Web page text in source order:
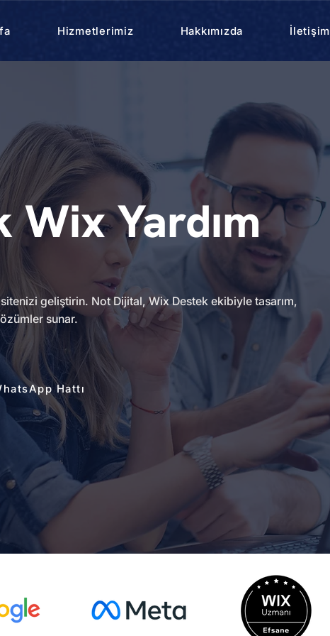
Hizmetlerimiz Hakkımızda İletişim
Wix Yardım
geliştirin. Not Dijital, Wix Destek ekibiyle tasarım,
sunar.
Hattı